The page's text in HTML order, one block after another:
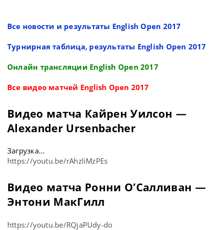
Все новости и результаты English Open 2017
Турнирная таблица, результаты English Open 2017
Онлайн трансляции English Open 2017
Все видео матчей English Open 2017
Видео матча Кайрен Уилсон —
Alexander Ursenbacher
Загрузка...
https://youtu.be/rAhzliMzPEs
Видео матча Ронни О’Салливан —
Энтони МакГилл
https://youtu.be/RQjaPUdy-do